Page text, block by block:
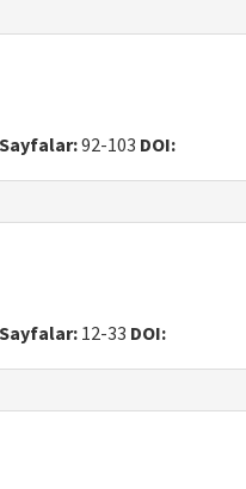
Sayfalar:92-103 DOI:
Sayfalar: 12-33 DOI: